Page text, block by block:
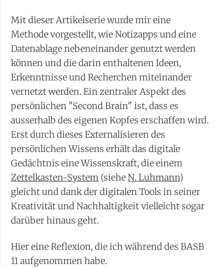
Mit dieser Artikelserie wurde mir eine
Methode vorgestellt, wie Notizapps und eine
Datenablage nebeneinander genutzt werden
können und die darin enthaltenen Ideen,
Erkenntnisse und Recherchen miteinander
vernetzt werden. Ein zentraler Aspekt des
persönlichen "Second Brain" ist, dass es
ausserhalb des eigenen Kopfes erschaffen wird.
Erst durch dieses Externalisieren des
persönlichen Wissens erhält das digitale
Gedächtnis eine Wissenskraft, die einem
Zettelkasten-System (sieheN. Luhmann)
gleicht und dank der digitalen Tools in seiner
Kreativität und Nachhaltigkeit vielleicht sogar
darüber hinaus geht.
Hier eine Reflexion, die ich während des BASB
11 aufgenommen habe.